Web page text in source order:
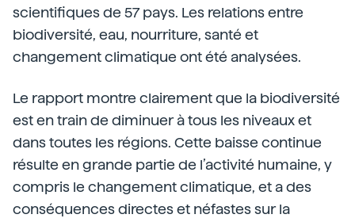
scientifiques de 57 pays. Les relations entre
biodiversité, eau, nourriture, santé et
changement climatique ont été analysées.
Le rapport montre clairement que la biodiversité
est en train de diminuer à tous les niveaux et
dans toutes les régions. Cette baisse continue
résulte en grande partie de l’activité humaine, y
compris le changement climatique, et a des
conséquences directes et néfastes sur la